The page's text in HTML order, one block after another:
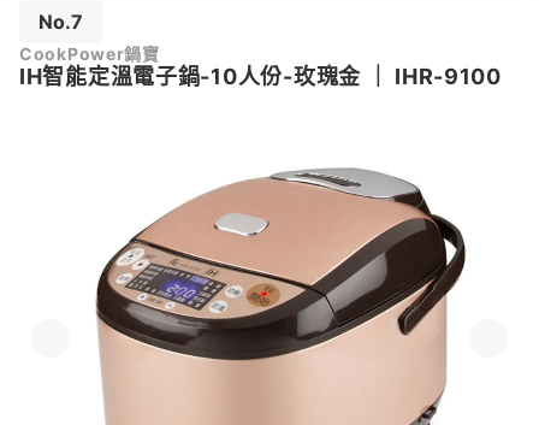
No.7
CookPower鍋寶
IH智能定溫電子鍋-10人份-玫瑰金｜ IHR-9100